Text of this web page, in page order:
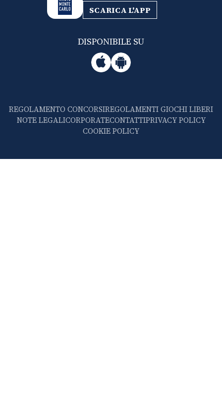
SCARICA L'APP
DISPONIBILE SU
REGOLAMENTO CONCORSIREGOLAMENTI GIOCHI LIBERI
NOTE LEGALICORPORATECONTATTIPRIVACY POLICY
COOKIE POLICY